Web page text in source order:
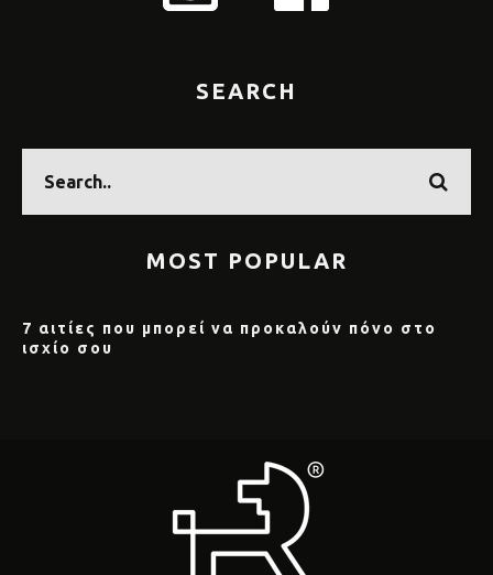
SEARCH
MOST POPULAR
7 αιτίες που μπορεί να προκαλούν πόνο στο
ισχίο σου